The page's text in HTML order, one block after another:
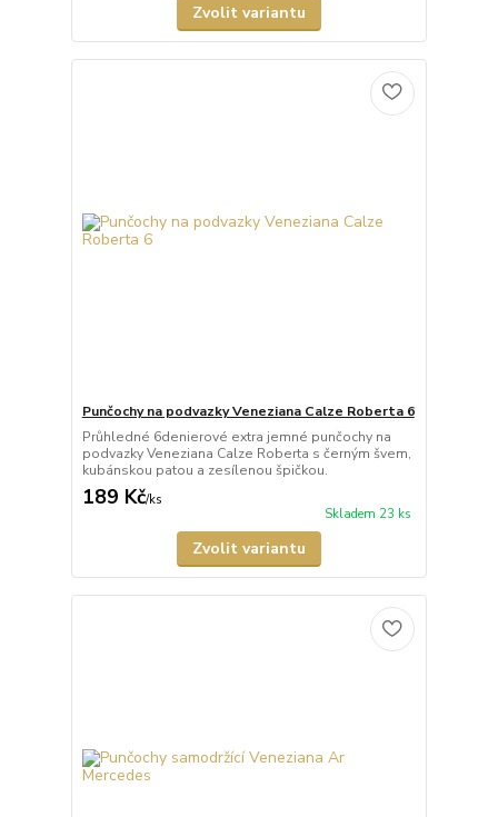
Zvolit variantu
Punčochy na podvazky Veneziana Calze Roberta 6
Průhledné 6denierové extra jemné punčochy na
podvazky Veneziana Calze Roberta s černým švem,
kubánskou patou a zesílenou špičkou.
189 Kč/ks
Skladem 23 ks
Zvolit variantu